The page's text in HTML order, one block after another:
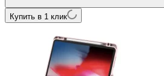
Купить в 1 клик